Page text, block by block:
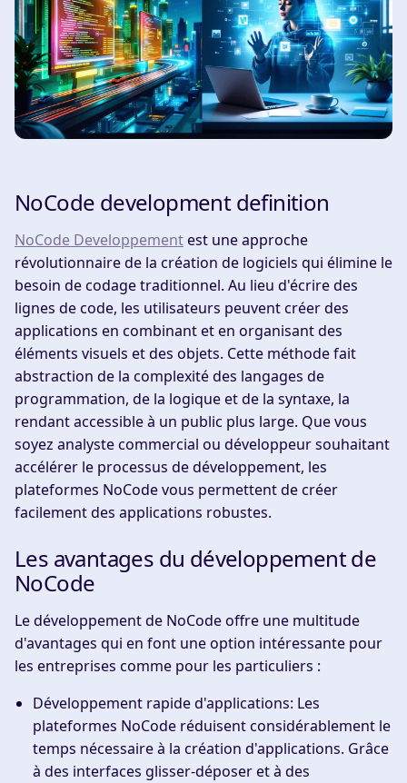
NoCode development definition
NoCode Developpementest une approche
révolutionnaire de la création de logiciels qui élimine le
besoin de codage traditionnel. Au lieu d'écrire des
lignes de code, les utilisateurs peuvent créer des
applications en combinant et en organisant des
éléments visuels et des objets. Cette méthode fait
abstraction de la complexité des langages de
programmation, de la logique et de la syntaxe, la
rendant accessible à un public plus large. Que vous
soyez analyste commercial ou développeur souhaitant
accélérer le processus de développement, les
plateformes NoCode vous permettent de créer
facilement des applications robustes.
Les avantages du développement de
NoCode
Le développement de NoCode offre une multitude
d'avantages qui en font une option intéressante pour
les entreprises comme pour les particuliers :
Développement rapide d'applications: Les
plateformes NoCode réduisent considérablement le
temps nécessaire à la création d'applications. Grâce
à des interfaces glisser-déposer et à des